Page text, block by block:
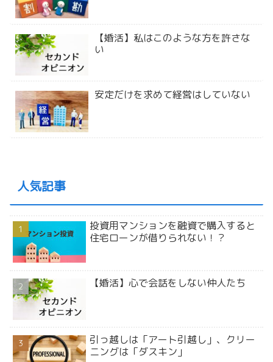
【婚活】私はこのような方を許さな
い
安定だけを求めて経営はしていない
人気記事
投資用マンションを融資で購入すると
住宅ローンが借りられない！？
【婚活】心で会話をしない仲人たち
引っ越しは「アート引越し」、クリー
ニングは「ダスキン」